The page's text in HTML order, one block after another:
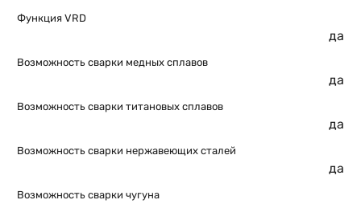
Функция VRD
да
Возможность сварки медных сплавов
да
Возможность сварки титановых сплавов
да
Возможность сварки нержавеющих сталей
да
Возможность сварки чугуна